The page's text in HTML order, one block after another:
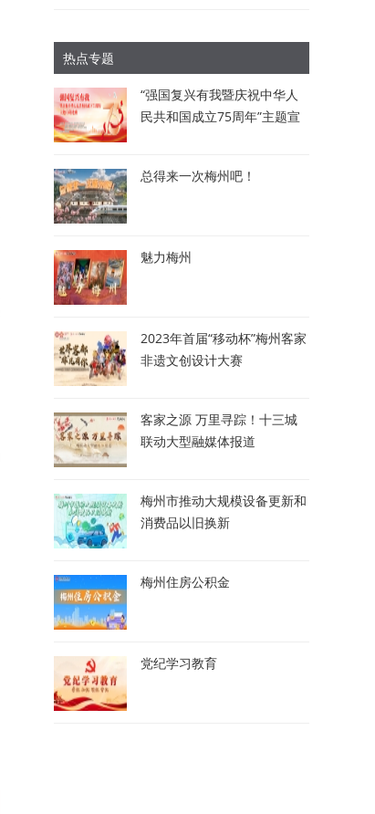
热点专题
“强国复兴有我暨庆祝中华人
民共和国成立75周年”主题宣
总得来一次梅州吧！
魅力梅州
2023年首届“移动杯”梅州客家
非遗文创设计大赛
客家之源 万里寻踪！十三城
联动大型融媒体报道
梅州市推动大规模设备更新和
消费品以旧换新
梅州住房公积金
党纪学习教育